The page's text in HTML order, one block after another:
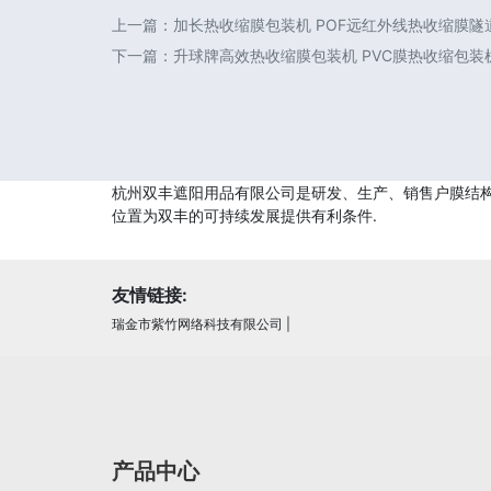
上一篇： 加长热收缩膜包装机 POF远红外线热收缩膜
下一篇： 升球牌高效热收缩膜包装机 PVC膜热收缩包
杭州双丰遮阳用品有限公司是研发、生产、销售户膜
位置为双丰的可持续发展提供有利条件.
友情链接:
瑞金市紫竹网络科技有限公司
产品中心